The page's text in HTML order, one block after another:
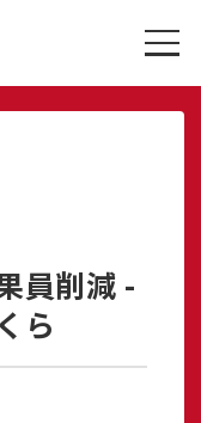
員削減 -
ら